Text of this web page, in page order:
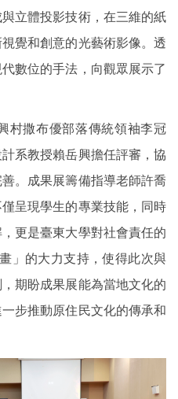
立體投影技術，在三維的紙
覺和創意的光藝術影像。透
數位的手法，向觀眾展示了
撒布優部落傳統領袖李冠
系教授賴岳興擔任評審，協
。成果展籌備指導老師許喬
呈現學生的專業技能，同時
更是臺東大學對社會責任的
」的大力支持，使得此次與
期盼成果展能為當地文化的
步推動原住民文化的傳承和